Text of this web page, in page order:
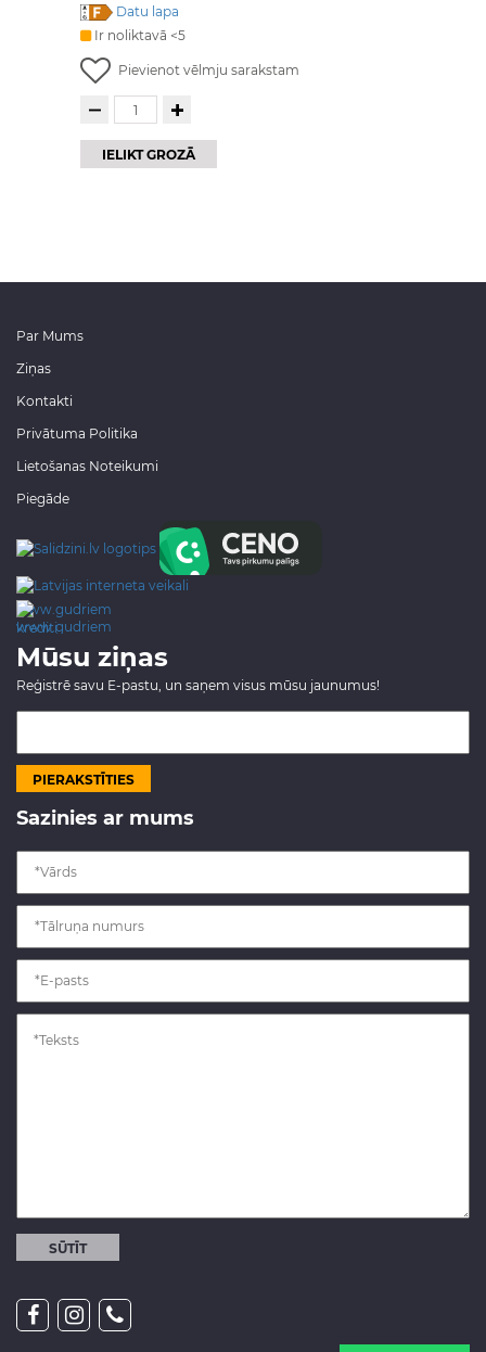
Datu lapa
Ir noliktavā <5
Pievienot vēlmju sarakstam
IELIKT GROZĀ
Par Mums
Ziņas
Kontakti
Privātuma Politika
Lietošanas Noteikumi
Piegāde
www.gudriem.lv/atrie-
krediti
Mūsu ziņas
Reģistrē savu E-pastu, un saņem visus mūsu jaunumus!
Sazinies ar mums